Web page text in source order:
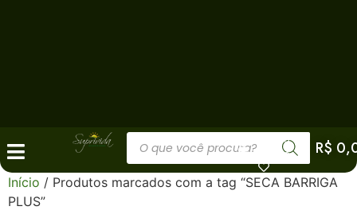
Minha
Conta
R$
Início / Produtos marcados com a tag “SECA BARRIGA
PLUS”